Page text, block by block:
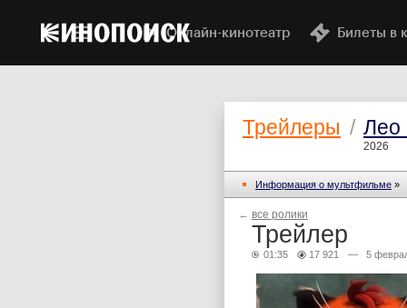
Онлайн-кинотеатр Билеты в
Трейлеры / Лео
2026
Информация о мультфильме »
← все ролики
Трейлер
01:35 17 921 — 5